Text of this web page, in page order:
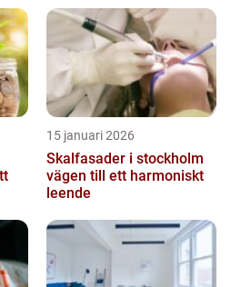
15 januari 2026
Skalfasader i stockholm
vägen till ett harmoniskt
leende